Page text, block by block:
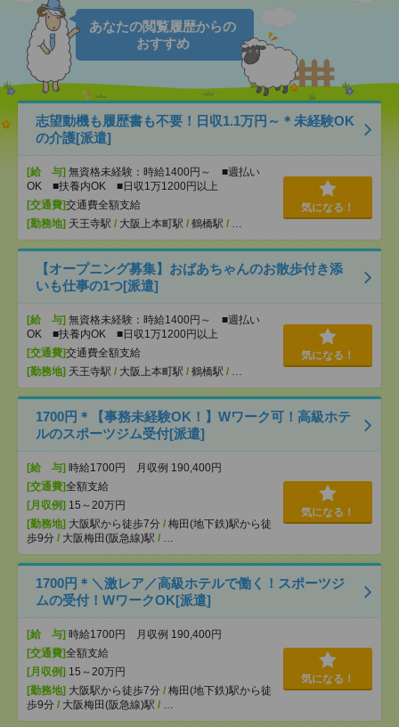
あなたの閲覧履歴からの
おすすめ
志望動機も履歴書も不要！日収1.1万円～＊未経験OK
の介護[派遣]
[給 与] 無資格未経験：時給1400円～ ■週払い
OK ■扶養内OK ■日収1万1200円以上
[交通費]交通費全額支給
[勤務地] 天王寺駅 / 大阪上本町駅 / 鶴橋駅 / …
気になる！
【オープニング募集】おばあちゃんのお散歩付き添
いも仕事の1つ[派遣]
[給 与] 無資格未経験：時給1400円～ ■週払い
OK ■扶養内OK ■日収1万1200円以上
[交通費]交通費全額支給
[勤務地] 天王寺駅 / 大阪上本町駅 / 鶴橋駅 / …
気になる！
1700円＊【事務未経験OK！】Wワーク可！高級ホテ
ルのスポーツジム受付[派遣]
[給 与] 時給1700円 月収例 190,400円
[交通費]全額支給
[月収例] 15～20万円
[勤務地] 大阪駅から徒歩7分 / 梅田(地下鉄)駅から徒
歩9分 / 大阪梅田(阪急線)駅 / …
気になる！
1700円＊＼激レア／高級ホテルで働く！スポーツジ
ムの受付！WワークOK[派遣]
[給 与] 時給1700円 月収例 190,400円
[交通費]全額支給
[月収例] 15～20万円
[勤務地] 大阪駅から徒歩7分 / 梅田(地下鉄)駅から徒
歩9分 / 大阪梅田(阪急線)駅 / …
気になる！